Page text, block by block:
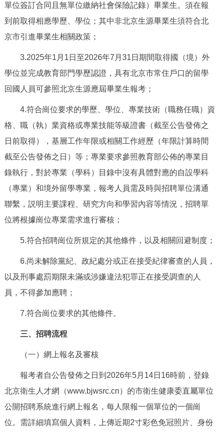
單位簽訂合同且無單位繳納社會保險記錄）畢業生。須在報
到前取得相應學歷、學位；其中非北京生源畢業生須符合北
京市引進畢業生相關政策；
3.2025年1月1日至2026年7月31日期間取得國（境）外
學位並完成教育部門學歷認證，具有北京市常住戶口的留學
回國人員可參照北京生源應屆畢業生報考；
4.符合崗位要求的學歷、學位、專業技術（職務任職）資
格、職（執）業資格或專業技能等級證書（截至公告發佈之
日前取得），基層工作年限或相關工作經歷（年限計算時間
截至公告發佈之日）等；專業要求參照教育部公佈的專業目
錄執行，對於專業（學科）目錄中沒有具體對應的自設學科
（專業）和境外留學專業，報考人員需及時與招聘單位溝通
聯繫，説明主要課程、研究方向和學習內容等情況，招聘單
位將根據崗位專業需求進行審核；
5.符合招聘崗位所規定的其他條件，以及相關回避制度；
6.尚未解除黨紀、政紀處分或正在接受紀律審查的人員，
以及刑事處罰期限未滿或涉嫌違法犯罪正在接受調查的人
員，不得參加應聘；
7.符合崗位要求的其他條件。
三、招聘流程
（一）網上報名及審核
報考者自公告發佈之日到2026年5月14日16時前，登錄
北京衛生人才網（www.bjwsrc.cn）的市衛生健康委直屬單位
公開招聘系統進行網上報名，每人限報一個單位的一個崗
位。需詳細填寫個人資料，上傳近期2寸彩色免冠照片、身份